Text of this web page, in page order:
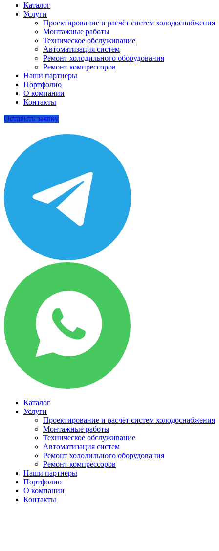
Каталог
Услуги
Проектирование и расчёт систем холодоснабжения
Монтажные работы
Техническое обслуживание
Автоматизация систем
Ремонт холодильного оборудования
Ремонт компрессоров
Наши партнеры
Портфолио
О компании
Контакты
Оставить заявку
Каталог
Услуги
Проектирование и расчёт систем холодоснабжения
Монтажные работы
Техническое обслуживание
Автоматизация систем
Ремонт холодильного оборудования
Ремонт компрессоров
Наши партнеры
Портфолио
О компании
Контакты